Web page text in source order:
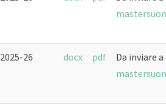
2025-26 docx pdf
Da inviare a